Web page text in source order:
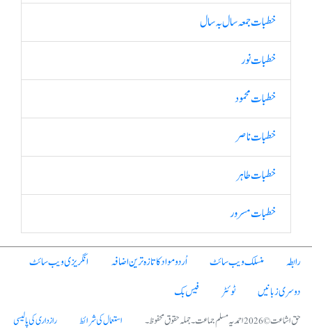
خطبات جمعہ سال بہ سال
خطبات نور
خطبات محمود
خطبات ناصر
خطبات طاہر
خطبات مسرور
رابطہ منسلک ویب سائٹ اُردو مواد کا تازہ ترین اضافہ
انگریزی ویب سائٹ
دوسری زبانیں
ٹوئٹر فیس بک
حق اشاعت © 2026 احمدیہ مسلم جماعت۔ جملہ حقوق محفوظ۔ استعمال کی شرائط رازداری کی پالیسی